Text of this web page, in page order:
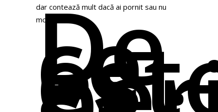
dar contează mult dacă ai pornit sau nu
motorul.
De
ce